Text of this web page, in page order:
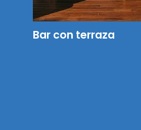
Bar con terraza